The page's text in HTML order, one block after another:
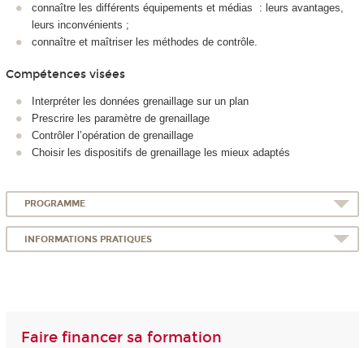
connaître les différents équipements et médias : leurs avantages,
leurs inconvénients ;
connaître et maîtriser les méthodes de contrôle.
Compétences visées
Interpréter les données grenaillage sur un plan
Prescrire les paramètre de grenaillage
Contrôler l’opération de grenaillage
Choisir les dispositifs de grenaillage les mieux adaptés
PROGRAMME
INFORMATIONS PRATIQUES
Faire financer sa formation